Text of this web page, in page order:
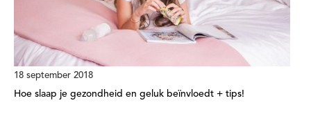
18 september 2018
Hoe slaap je gezondheid en geluk beïnvloedt + tips!